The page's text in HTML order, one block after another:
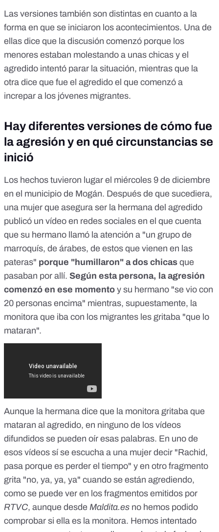
Las versiones también son distintas en cuanto a la
forma en que se iniciaron los acontecimientos. Una de
ellas dice que la discusión comenzó porque los
menores estaban molestando a unas chicas y el
agredido intentó parar la situación, mientras que la
otra dice que fue el agredido el que comenzó a
increpar a los jóvenes migrantes.
Hay diferentes versiones de cómo fue
la agresión y en qué circunstancias se
inició
Los hechos tuvieron lugar el miércoles 9 de diciembre
en el municipio de Mogán. Después de que sucediera,
una mujer que asegura ser la hermana del agredido
publicó un vídeo en redes sociales en el que cuenta
que su hermano llamó la atención a "un grupo de
marroquís, de árabes, de estos que vienen en las
pateras" porque "humillaron" a dos chicas que
pasaban por allí. Según esta persona, la agresión
comenzó en ese momento y su hermano "se vio con
20 personas encima" mientras, supuestamente, la
monitora que iba con los migrantes les gritaba "que lo
mataran".
Aunque la hermana dice que la monitora gritaba que
mataran al agredido, en ninguno de los vídeos
difundidos se pueden oír esas palabras. En uno de
esos vídeos sí se escucha a una mujer decir "Rachid,
pasa porque es perder el tiempo" y en otro fragmento
grita "no, ya, ya, ya" cuando se están agrediendo,
como se puede ver en los fragmentos emitidos por
RTVC, aunque desde Maldita.es no hemos podido
comprobar si ella es la monitora. Hemos intentado